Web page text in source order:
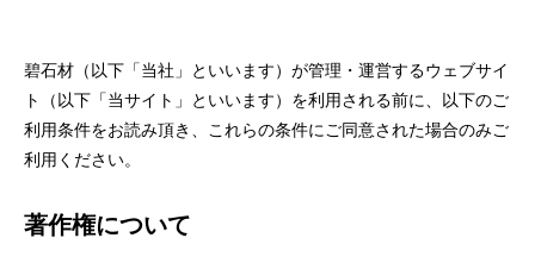
碧石材（以下「当社」といいます）が管理・運営するウェブサイ
ト（以下「当サイト」といいます）を利用される前に、以下のご
利用条件をお読み頂き、これらの条件にご同意された場合のみご
利用ください。
著作権について